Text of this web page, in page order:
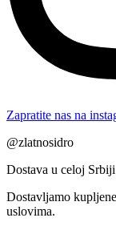
Zapratite nas na
@zlatnosidro
Dostava u celoj
Dostavljamo
uslovima.